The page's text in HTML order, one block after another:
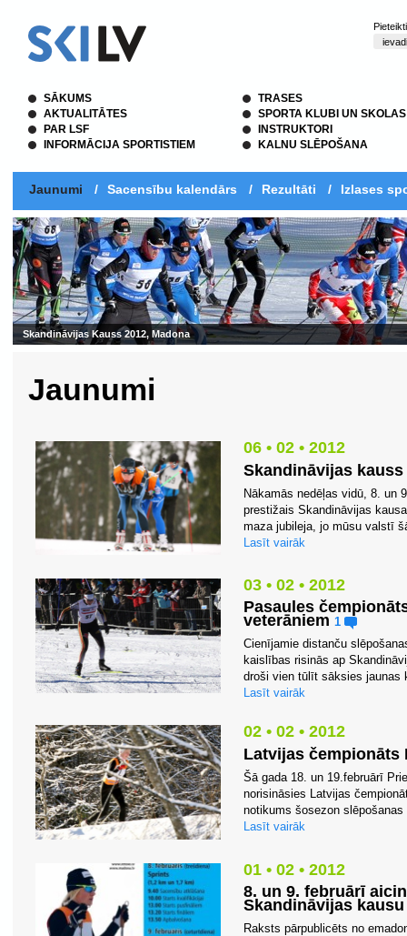
SĀKUMS
AKTUALITĀTES
PAR LSF
INFORMĀCIJA SPORTISTIEM
TRASES
SPORTA KLUBI UN SKOLAS
INSTRUKTORI
KALNU SLĒPOŠANA
Jaunumi / Sacensību kalendārs / Rezultāti / Izlases
Skandināvijas Kauss 2012, Madona
Jaunumi
06 • 02 • 2012
Skandināvijas
Nākamās nedēļas vidū, 8. un
prestižais Skandināvijas
maza jubileja, jo mūsu valstī
Lasīt vairāk
03 • 02 • 2012
Pasaules
veterāniem 1
Cienījamie distanču
kaislības risinās ap
droši vien tūlīt sāksies jaunas
Lasīt vairāk
02 • 02 • 2012
Latvijas
Šā gada 18. un 19.februārī
norisināsies Latvijas
notikums šosezon
Lasīt vairāk
01 • 02 • 2012
8. un 9. februārī
Skandināvijas
Raksts pārpublicēts no